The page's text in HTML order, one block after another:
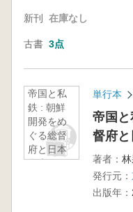
新刊 在庫なし
古書 3点
帝国と私
鉄 : 朝鮮
開発をめ
ぐる総督
府と日本
資本
単行本
帝国
督府
著者：
発行元：
出版年：